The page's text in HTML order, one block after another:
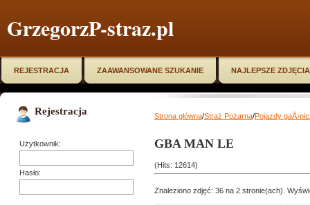
GrzegorzP-straz.pl
REJESTRACJA ZAAWANSOWANE SZUKANIE NAJLEPSZE ZDJĘCIA
Rejestracja
Użytkownik:
Hasło:
Strona główna/Straż Pożarna/Pojazdy
GBA MAN LE
(Hits: 12614)
Znaleziono zdjęć: 36 na 2 stronie(ach).